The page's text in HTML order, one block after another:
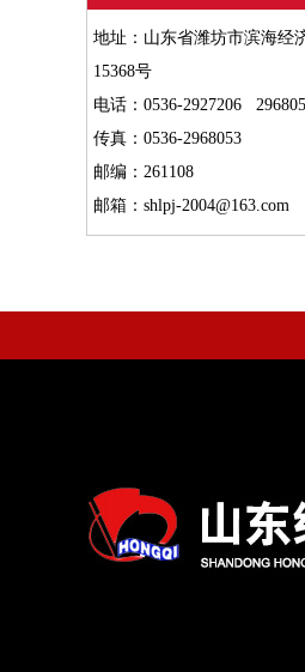
地址：山东省潍坊市滨海经
15368号
电话：0536-2927206
传真：0536-2968053
邮编：261108
邮箱：shlpj-2004@163.com